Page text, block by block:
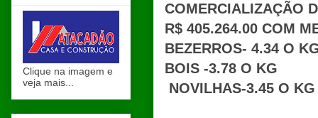
COMERCIALIZAÇÃO
R$ 405.264.00 COM
BEZERROS- 4.34 O
BOIS -3.78 O KG
NOVILHAS-3.45 O KG
Clique na imagem e
veja mais...